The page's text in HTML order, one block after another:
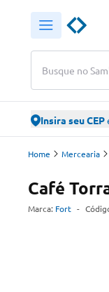
Busque no
Insira seu CEP
Home Mercearia
Café
Marca: Fort -